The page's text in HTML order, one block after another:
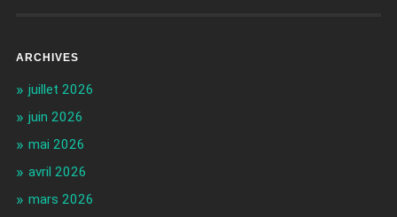
ARCHIVES
juillet 2026
juin 2026
mai 2026
avril 2026
mars 2026